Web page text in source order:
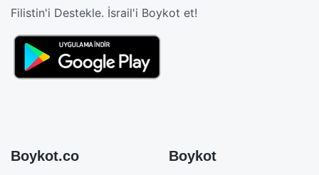
Filistin'i Destekle. İsrail'i Boykot et!
Boykot.co Boykot